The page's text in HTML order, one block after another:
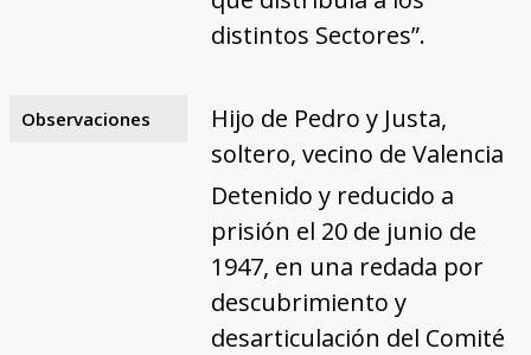
distintos Sectores”.
Observaciones
Hijo de Pedro y Justa,
soltero, vecino de Valencia
Detenido y reducido a
prisión el 20 de junio de
1947, en una redada por
descubrimiento y
desarticulación del Comité